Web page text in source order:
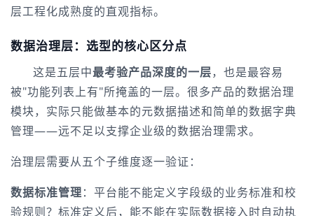
层工程化成熟度的直观指标。
数据治理层：选型的核心区分点
这是五层中最考验产品深度的一层，也是最容易
被"功能列表上有"所掩盖的一层。很多产品的数据治理
模块，实际只能做基本的元数据描述和简单的数据字典
管理——远不足以支撑企业级的数据治理需求。
治理层需要从五个子维度逐一验证：
数据标准管理：平台能不能定义字段级的业务标准和校
验规则？标准定义后，能不能在实际数据接入时自动执